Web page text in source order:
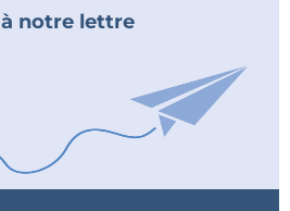
à notre lettre